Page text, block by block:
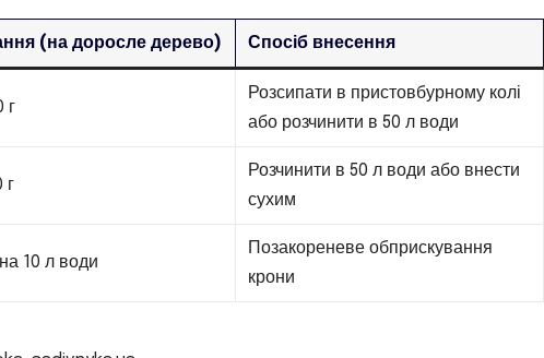
(на доросле дерево) Спосіб внесення
г
Розсипати в пристовбурному колі
або розчинити в 50 л води
г
Розчинити в 50 л води або внести
сухим
10 л води
Позакореневе обприскування
крони